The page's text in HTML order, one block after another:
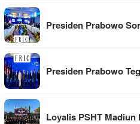
Presiden Prabowo
Presiden Prabowo
Loyalis PSHT